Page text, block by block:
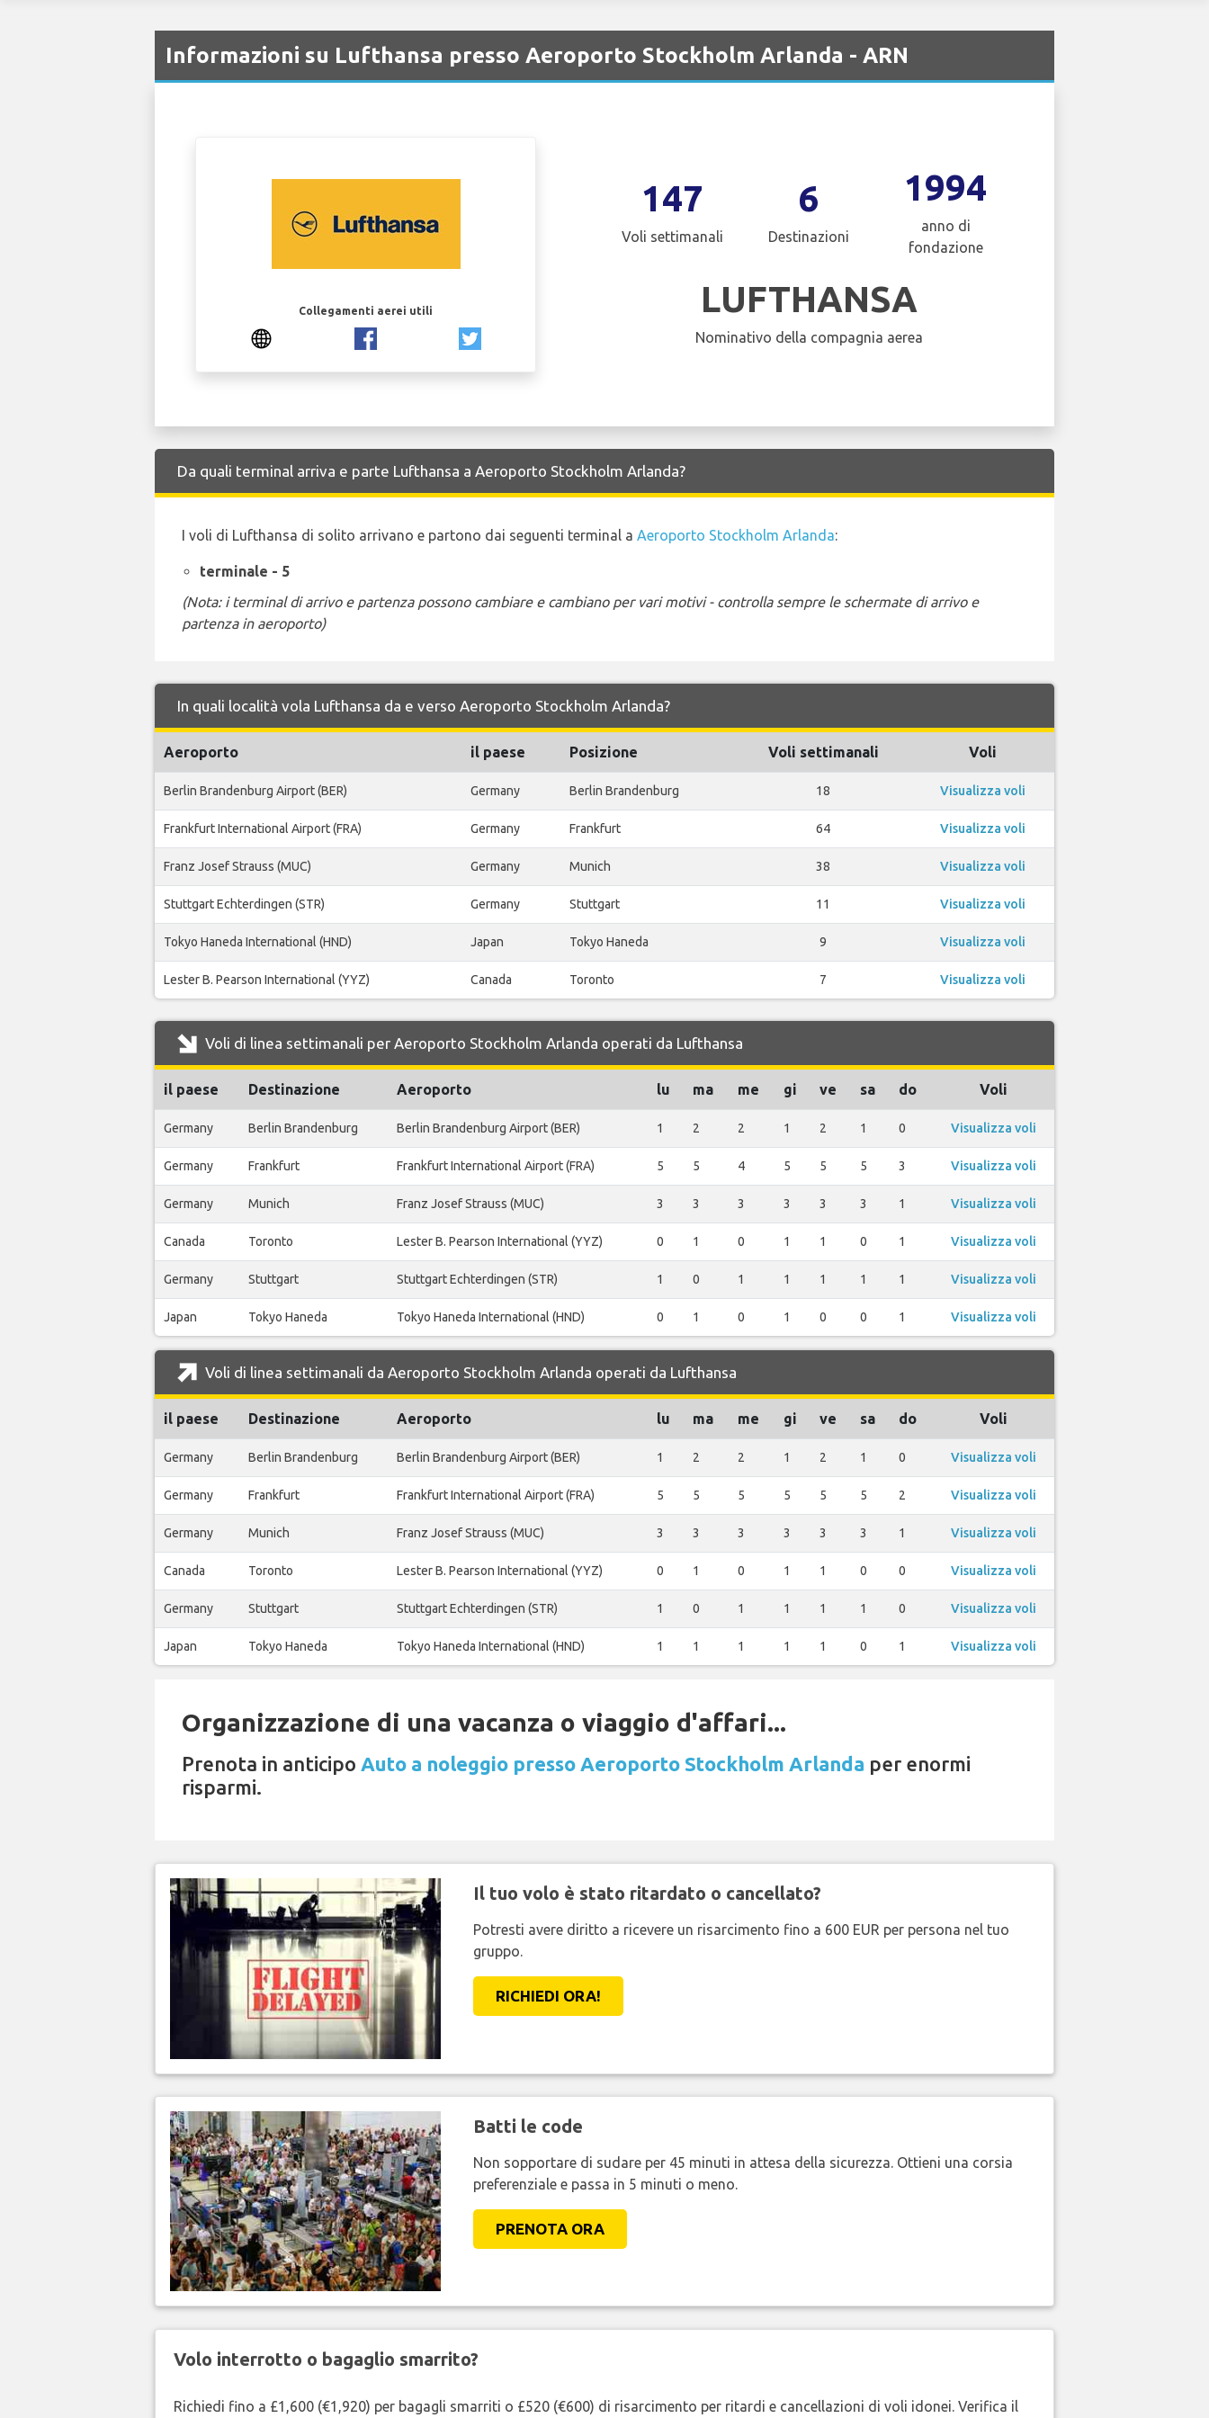
Informazioni su Lufthansa presso Aeroporto Stockholm Arlanda - ARN
Collegamenti aerei utili
147
Voli settimanali
6
Destinazioni
1994
anno di
fondazione
LUFTHANSA
Nominativo della compagnia aerea
Da quali terminal arriva e parte Lufthansa a Aeroporto Stockholm Arlanda?
I voli di Lufthansa di solito arrivano e partono dai seguenti terminal a Aeroporto Stockholm Arlanda:
terminale - 5
(Nota: i terminal di arrivo e partenza possono cambiare e cambiano per vari motivi - controlla sempre le schermate di arrivo e
partenza in aeroporto)
In quali località vola Lufthansa da e verso Aeroporto Stockholm Arlanda?
Aeroporto il paese Posizione Voli settimanali Voli
Berlin Brandenburg Airport (BER) Germany Berlin Brandenburg 18 Visualizza voli
Frankfurt International Airport (FRA) Germany Frankfurt 64 Visualizza voli
Franz Josef Strauss (MUC) Germany Munich 38 Visualizza voli
Stuttgart Echterdingen (STR) Germany Stuttgart 11 Visualizza voli
Tokyo Haneda International (HND) Japan Tokyo Haneda 9 Visualizza voli
Lester B. Pearson International (YYZ) Canada Toronto 7 Visualizza voli
Voli di linea settimanali per Aeroporto Stockholm Arlanda operati da Lufthansa
il paese Destinazione Aeroporto lu ma me gi ve sa do Voli
Germany Berlin Brandenburg Berlin Brandenburg Airport (BER) 1 2 2 1 2 1 0 Visualizza voli
Germany Frankfurt Frankfurt International Airport (FRA) 5 5 4 5 5 5 3 Visualizza voli
Germany Munich Franz Josef Strauss (MUC) 3 3 3 3 3 3 1 Visualizza voli
Canada Toronto Lester B. Pearson International (YYZ) 0 1 0 1 1 0 1 Visualizza voli
Germany Stuttgart Stuttgart Echterdingen (STR) 1 0 1 1 1 1 1 Visualizza voli
Japan Tokyo Haneda Tokyo Haneda International (HND) 0 1 0 1 0 0 1 Visualizza voli
Voli di linea settimanali da Aeroporto Stockholm Arlanda operati da Lufthansa
il paese Destinazione Aeroporto lu ma me gi ve sa do Voli
Germany Berlin Brandenburg Berlin Brandenburg Airport (BER) 1 2 2 1 2 1 0 Visualizza voli
Germany Frankfurt Frankfurt International Airport (FRA) 5 5 5 5 5 5 2 Visualizza voli
Germany Munich Franz Josef Strauss (MUC) 3 3 3 3 3 3 1 Visualizza voli
Canada Toronto Lester B. Pearson International (YYZ) 0 1 0 1 1 0 0 Visualizza voli
Germany Stuttgart Stuttgart Echterdingen (STR) 1 0 1 1 1 1 0 Visualizza voli
Japan Tokyo Haneda Tokyo Haneda International (HND) 1 1 1 1 1 0 1 Visualizza voli
Organizzazione di una vacanza o viaggio d'affari...
Prenota in anticipo Auto a noleggio presso Aeroporto Stockholm Arlanda per enormi
risparmi.
Il tuo volo è stato ritardato o cancellato?
Potresti avere diritto a ricevere un risarcimento fino a 600 EUR per persona nel tuo
gruppo.
RICHIEDI ORA!
Batti le code
Non sopportare di sudare per 45 minuti in attesa della sicurezza. Ottieni una corsia
preferenziale e passa in 5 minuti o meno.
PRENOTA ORA
Volo interrotto o bagaglio smarrito?
Richiedi fino a £1,600 (€1,920) per bagagli smarriti o £520 (€600) di risarcimento per ritardi e cancellazioni di voli idonei. Verifica il